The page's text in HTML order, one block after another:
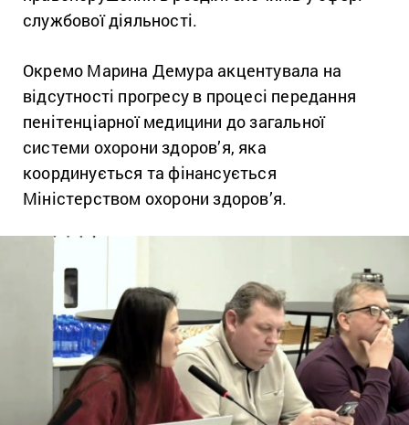
службової діяльності.
Окремо Марина Демура акцентувала на
відсутності прогресу в процесі передання
пенітенціарної медицини до загальної
системи охорони здоров’я, яка
координується та фінансується
Міністерством охорони здоров’я.